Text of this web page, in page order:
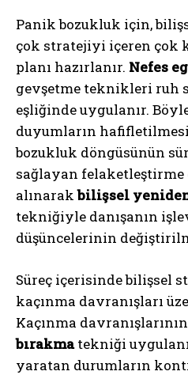
Panik bozukluk için,
çok stratejiyi içeren çok
planı hazırlanır. Nefes
gevşetme teknikleri ruh
eşliğinde uygulanır.
duyumların
bozukluk döngüsünün
sağlayan felaketleştirme
alınarakbilişsel
tekniğiyle danışanın
düşüncelerinin
Süreç içerisinde bilişsel
kaçınma davranışları
Kaçınma
bırakmatekniği
yaratan durumların